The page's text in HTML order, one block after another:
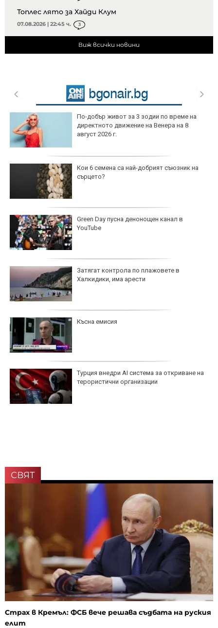
Топлес лято за Хайди Клум
07.08.2026 | 22:45 ч. 3
Виж всички новини
По-добър живот за 3 зодии по време на
директното движение на Венера на 8
август 2026 г.
Кои 6 семена са най-добрият съюзник на
сърцето?
Green Day пусна денонощен канал в
YouTube
Затягат контрола по плажовете в
Халкидики, има арести
Късна емисия
Турция внедри AI система за откриване на
терористични организации
СВЯТ
Страх в Кремъл: ФСБ вече решава съдбата на руския
елит